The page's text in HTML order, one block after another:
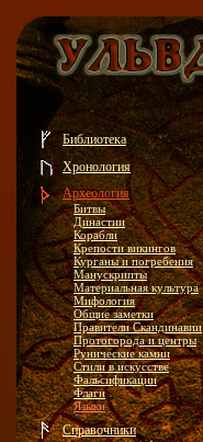
Библиотека
Хронология
Археология
Битвы
Династии
Корабли
Крепости викингов
Курганы и погребения
Манускрипты
Материальная культура
Мифология
Общие заметки
Правители Скандинавии
Протогорода и центры
Рунические камни
Стили в искусстве
Фальсификации
Флаги
Языки
Справочники